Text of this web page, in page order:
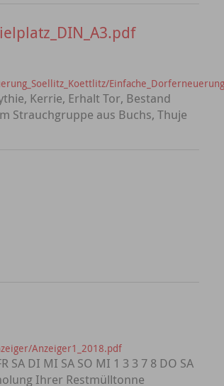
Kerrie, Erhalt Tor, Bestand
Strauchgruppe aus Buchs, Thuje
Anzeiger1_2018.pdf
SA DI MI SA SO MI 1 3 3 7 8 DO SA
Ihrer Restmülltonne